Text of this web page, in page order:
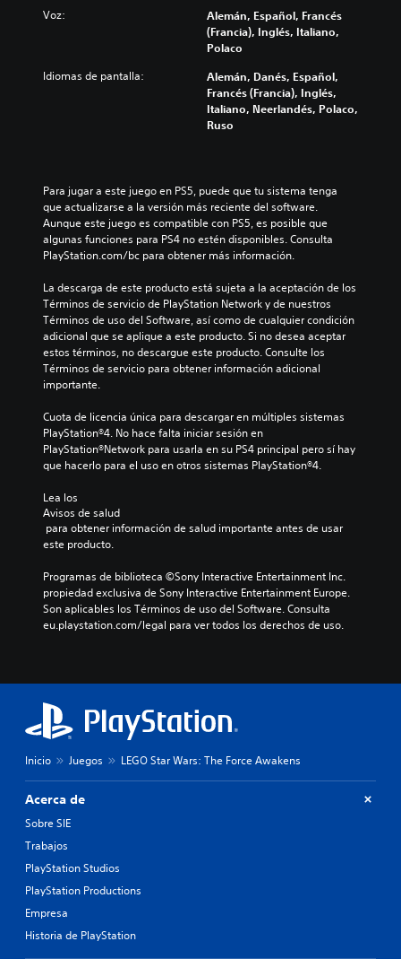
Voz:
Alemán, Español, Francés
(Francia), Inglés, Italiano,
Polaco
Idiomas de pantalla:
Alemán, Danés, Español,
Francés (Francia), Inglés,
Italiano, Neerlandés, Polaco,
Ruso
Para jugar a este juego en PS5, puede que tu sistema tenga
que actualizarse a la versión más reciente del software.
Aunque este juego es compatible con PS5, es posible que
algunas funciones para PS4 no estén disponibles. Consulta
PlayStation.com/bc para obtener más información.
La descarga de este producto está sujeta a la aceptación de los
Términos de servicio de PlayStation Network y de nuestros
Términos de uso del Software, así como de cualquier condición
adicional que se aplique a este producto. Si no desea aceptar
estos términos, no descargue este producto. Consulte los
Términos de servicio para obtener información adicional
importante.
Cuota de licencia única para descargar en múltiples sistemas
PlayStation®4. No hace falta iniciar sesión en
PlayStation®Network para usarla en su PS4 principal pero sí hay
que hacerlo para el uso en otros sistemas PlayStation®4.
Lea los
Avisos de salud
este producto.
Programas de biblioteca ©Sony Interactive Entertainment Inc.
propiedad exclusiva de Sony Interactive Entertainment Europe.
Son aplicables los Términos de uso del Software. Consulta
eu.playstation.com/legal para ver todos los derechos de uso.
Inicio Juegos LEGO Star Wars: The Force Awakens
Acerca de
Sobre SIE
Trabajos
PlayStation Studios
PlayStation Productions
Empresa
Historia de PlayStation